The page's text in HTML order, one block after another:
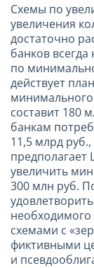
Схемы по
увеличения
достаточно
банков
по
действует
составит 180
банкам
11,5 млрд
предполагает
увеличить
300 млн руб.
необходимого
схемами с
фиктивными
и